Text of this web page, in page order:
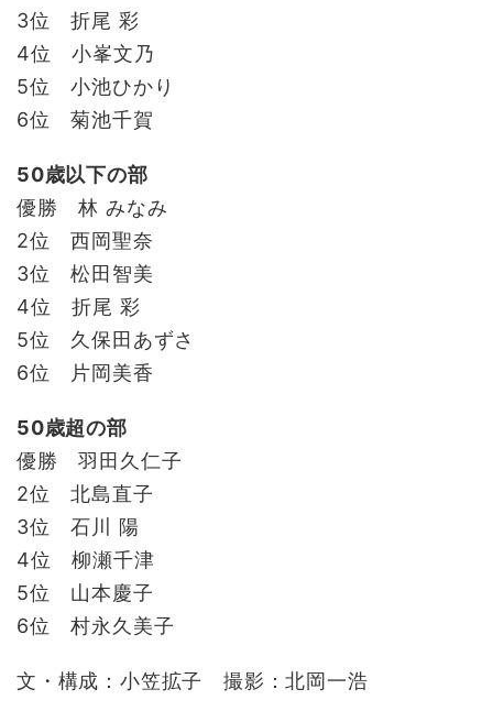
3位 折尾 彩
4位 小峯文乃
5位 小池ひかり
6位 菊池千賀
50歳以下の部
優勝 林 みなみ
2位 西岡聖奈
3位 松田智美
4位 折尾 彩
5位 久保田あずさ
6位 片岡美香
50歳超の部
優勝 羽田久仁子
2位 北島直子
3位 石川 陽
4位 柳瀬千津
5位 山本慶子
6位 村永久美子
文・構成：小笠拡子 撮影：北岡一浩